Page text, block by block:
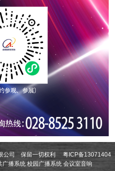
限公司 保留一切权利 粤ICP备13071404
广播系统 校园广播系统 会议室音响